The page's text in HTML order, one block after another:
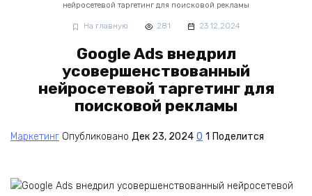
нейросетевой таргетинг для поисковой рекламы
На главную 281 23.12.2024
Google Ads внедрил
усовершенствованный
нейросетевой таргетинг для
поисковой рекламы
Маркетинг Опубликовано Дек 23, 2024 0 1 Поделится